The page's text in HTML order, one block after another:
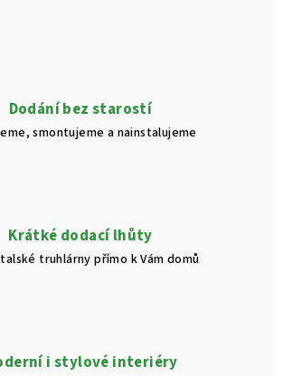
Dodání bez starostí
smontujeme a nainstalujeme
Krátké dodací lhůty
truhlárny přímo k Vám domů
i stylové interiéry